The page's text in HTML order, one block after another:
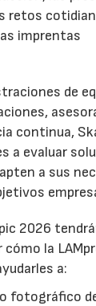
retos
imprentas
de
continua,
a evaluar
a sus
2026
la
a:
fotográfico